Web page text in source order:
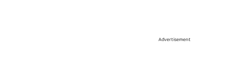
Advertisement